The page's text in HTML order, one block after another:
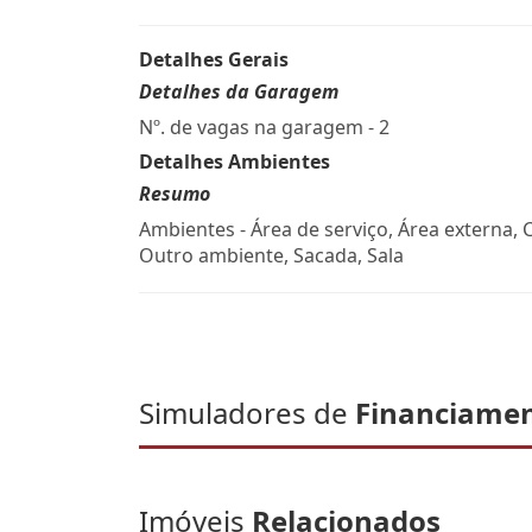
Detalhes Gerais
Detalhes da Garagem
Nº. de vagas na garagem - 2
Detalhes Ambientes
Resumo
Ambientes - Área de serviço, Área externa,
Outro ambiente, Sacada, Sala
Simuladores de
Imóveis Relacionados